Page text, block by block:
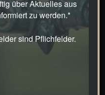
über Aktuelles aus
zu werden.*
sind Pflichfelder.